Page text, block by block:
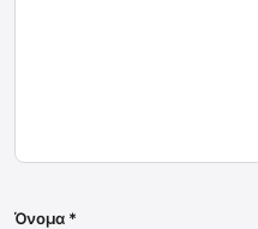
Όνομα *